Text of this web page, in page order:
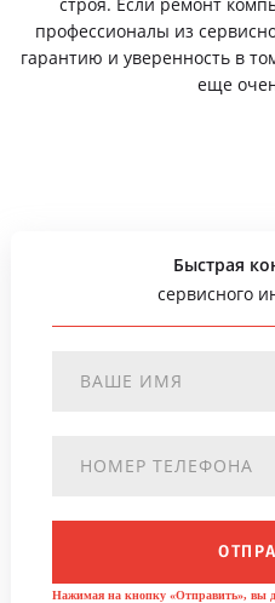
профессионалы из
гарантию и уверенность в
еще
Быстрая
сервисного
Нажимая на кнопку «Отправить», вы